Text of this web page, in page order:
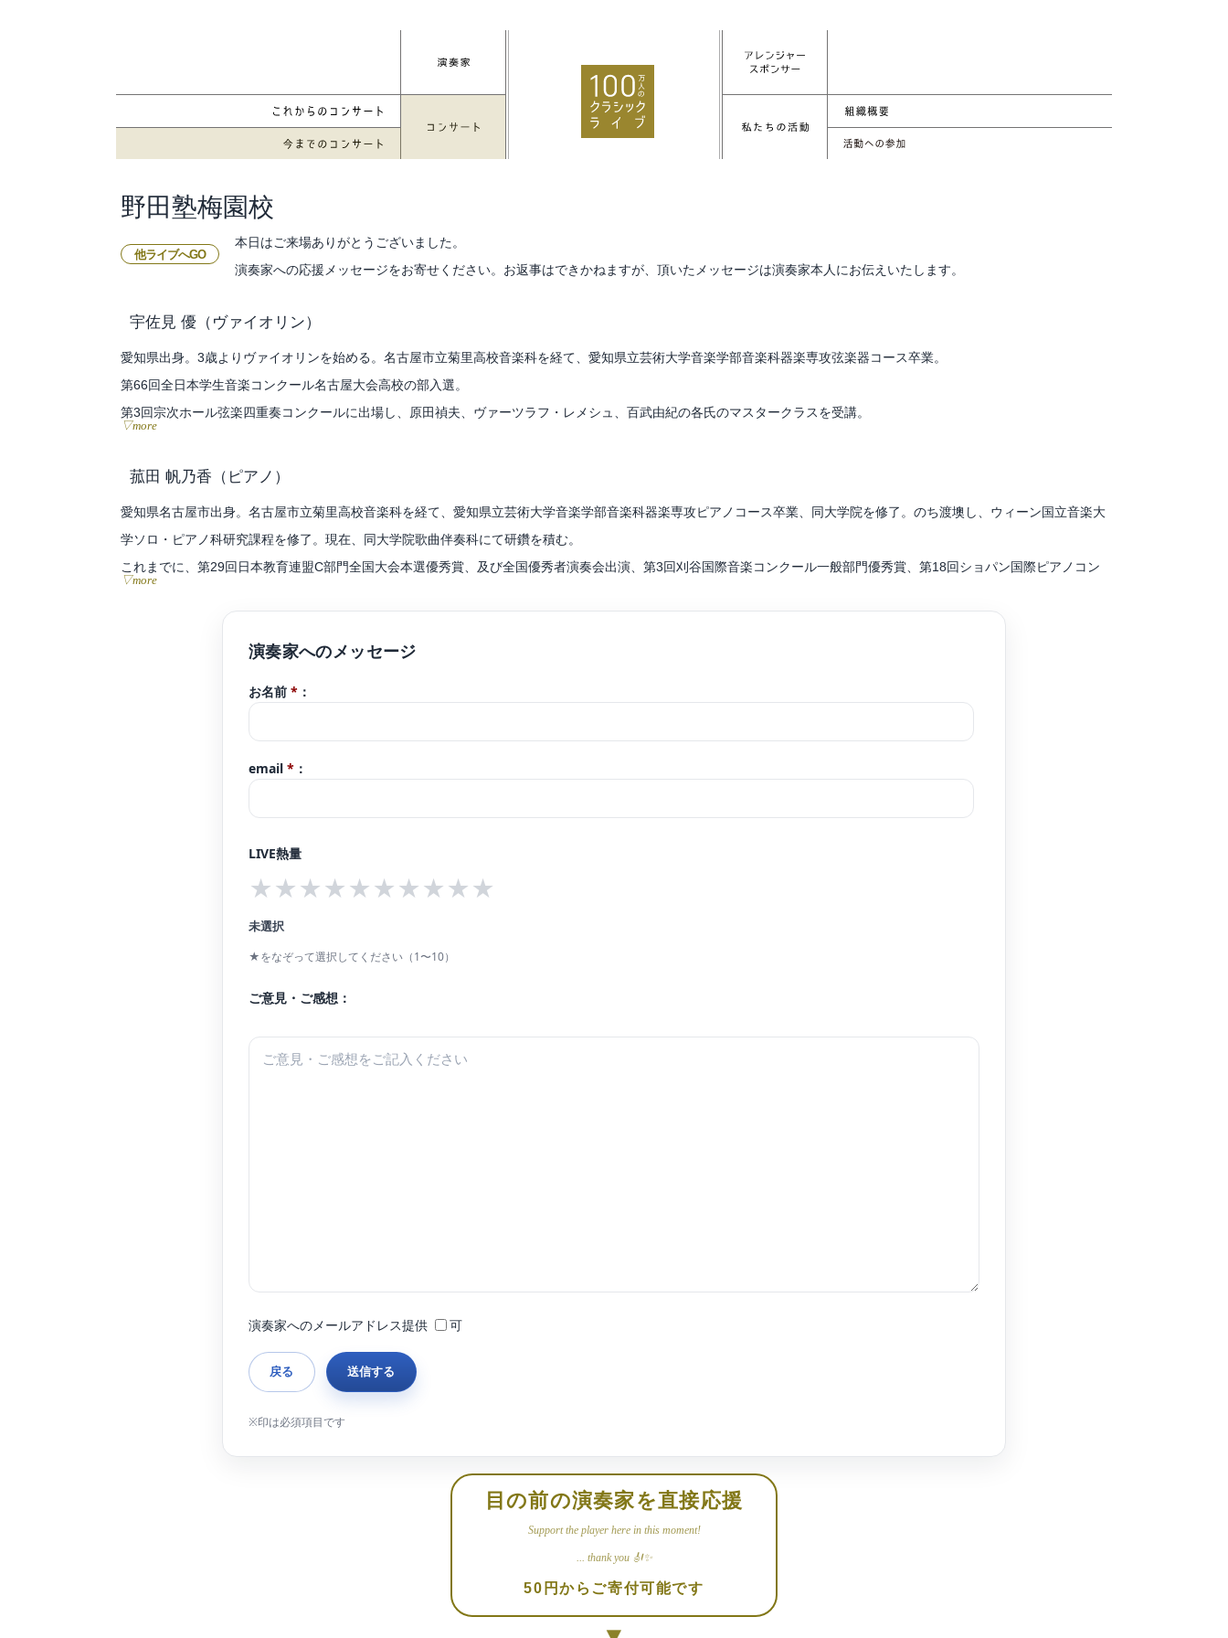
野田塾梅園校
他ライブへGO
本日はご来場ありがとうございました。
演奏家への応援メッセージをお寄せください。お返事はできかねますが、頂いたメッセージは演奏家本人にお伝えいたします。
宇佐見 優 （ヴァイオリン）
愛知県出身。3歳よりヴァイオリンを始める。名古屋市立菊里高校音楽科を経て、愛知県立芸術大学音楽学部音楽科器楽専攻弦楽器コース卒業。
第66回全日本学生音楽コンクール名古屋大会高校の部入選。
第3回宗次ホール弦楽四重奏コンクールに出場し、原田禎夫、ヴァーツラフ・レメシュ、百武由紀の各氏のマスタークラスを受講。
これまでにヴァイオリンを花井晶子、森下陽子、沼田園子、白石禮子の各氏に、室内楽を百武由紀、花崎薫の各氏に師事。
一般社団法人アマービレフィルハーモニー管弦楽団アソシエイトプレイヤー。
録音専門オーケストラgaQdan所属。
▽more
菰田 帆乃香 （ピアノ）
愛知県名古屋市出身。名古屋市立菊里高校音楽科を経て、愛知県立芸術大学音楽学部音楽科器楽専攻ピアノコース卒業、同大学院を修了。のち渡墺し、ウィーン国立音楽大
学ソロ・ピアノ科研究課程を修了。現在、同大学院歌曲伴奏科にて研鑽を積む。
これまでに、第29回日本教育連盟C部門全国大会本選優秀賞、及び全国優秀者演奏会出演、第3回刈谷国際音楽コンクール一般部門優秀賞、第18回ショパン国際ピアノコン
受賞し、愛知県知事表敬訪問を行う。また大学院修了時に、第130回日本音楽学会中部支部定例研究会にて修了論文「ピアノ演奏におけるオーケストラ的発想ープロコフィ
これまでに、ピアノを隈本浩明、遠藤絵美子、西川秀人、Irina Chukovskaya、Wolfgang Watzinger、Stefan Vladar、室内楽をChristoph Eggner、歌曲伴奏をJustus Zeyen
▽more
お名前 * ：
email * ：
LIVE熱量
★★★★★★★★★★
未選択
★をなぞって選択してください（1〜10）
ご意見・ご感想：
演奏家へのメールアドレス提供 可
目の前の演奏家を直接応援
Support the player here in this moment!
... thank you 🎻✨
50円からご寄付可能です